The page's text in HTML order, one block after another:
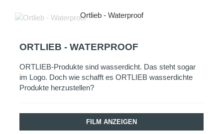
Ortlieb - Waterproof
ORTLIEB - WATERPROOF
ORTLIEB-Produkte sind wasserdicht. Das steht sogar
im Logo. Doch wie schafft es ORTLIEB wasserdichte
Produkte herzustellen?
FILM ANZEIGEN